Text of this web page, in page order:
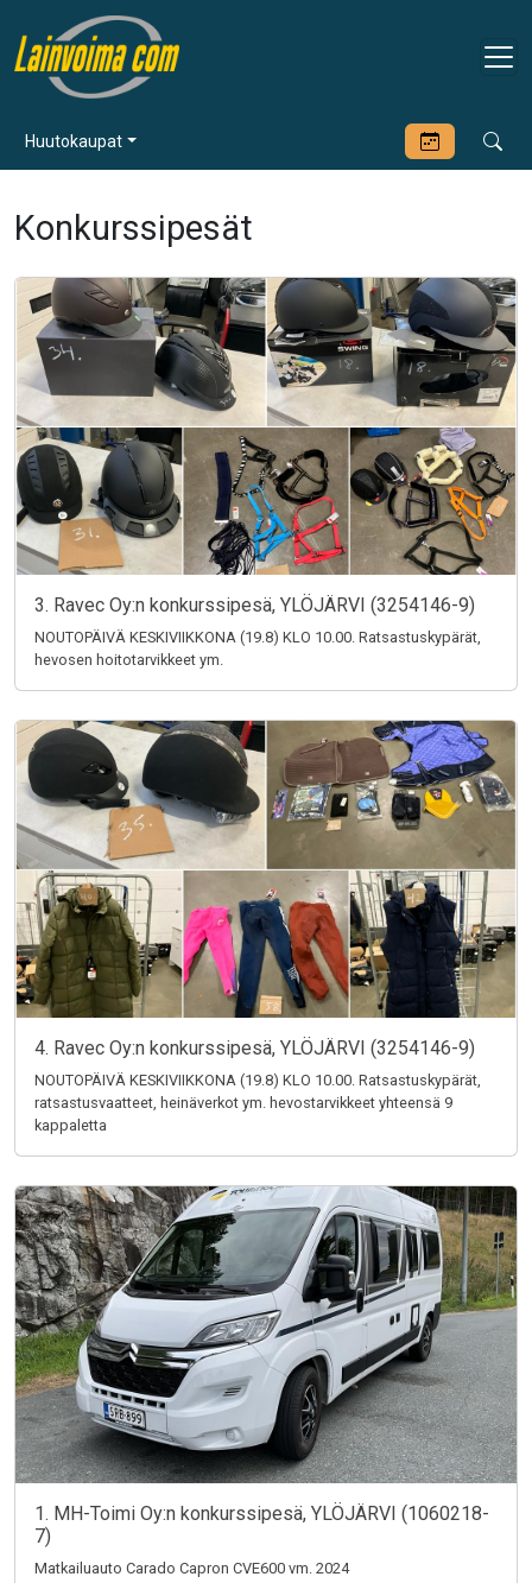
Huutokaupat
Konkurssipesät
3. Ravec Oy:n konkurssipesä, YLÖJÄRVI (3254146-9)
NOUTOPÄIVÄ KESKIVIIKKONA (19.8) KLO 10.00. Ratsastuskypärät,
hevosen hoitotarvikkeet ym.
4. Ravec Oy:n konkurssipesä, YLÖJÄRVI (3254146-9)
NOUTOPÄIVÄ KESKIVIIKKONA (19.8) KLO 10.00. Ratsastuskypärät,
ratsastusvaatteet, heinäverkot ym. hevostarvikkeet yhteensä 9
kappaletta
1. MH-Toimi Oy:n konkurssipesä, YLÖJÄRVI (1060218-
7)
Matkailuauto Carado Capron CVE600 vm. 2024